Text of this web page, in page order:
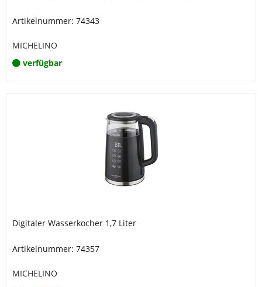
Artikelnummer: 74343
MICHELINO
verfügbar
Digitaler Wasserkocher 1,7 Liter
Artikelnummer: 74357
MICHELINO